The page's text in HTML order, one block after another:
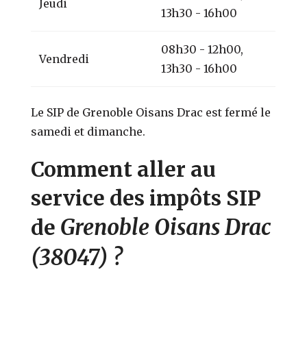
Jeudi
13h30 - 16h00
Vendredi
08h30 - 12h00,
13h30 - 16h00
Le SIP de Grenoble Oisans Drac est fermé le
samedi et dimanche.
Comment aller au
service des impôts SIP
de Grenoble Oisans Drac
(38047) ?